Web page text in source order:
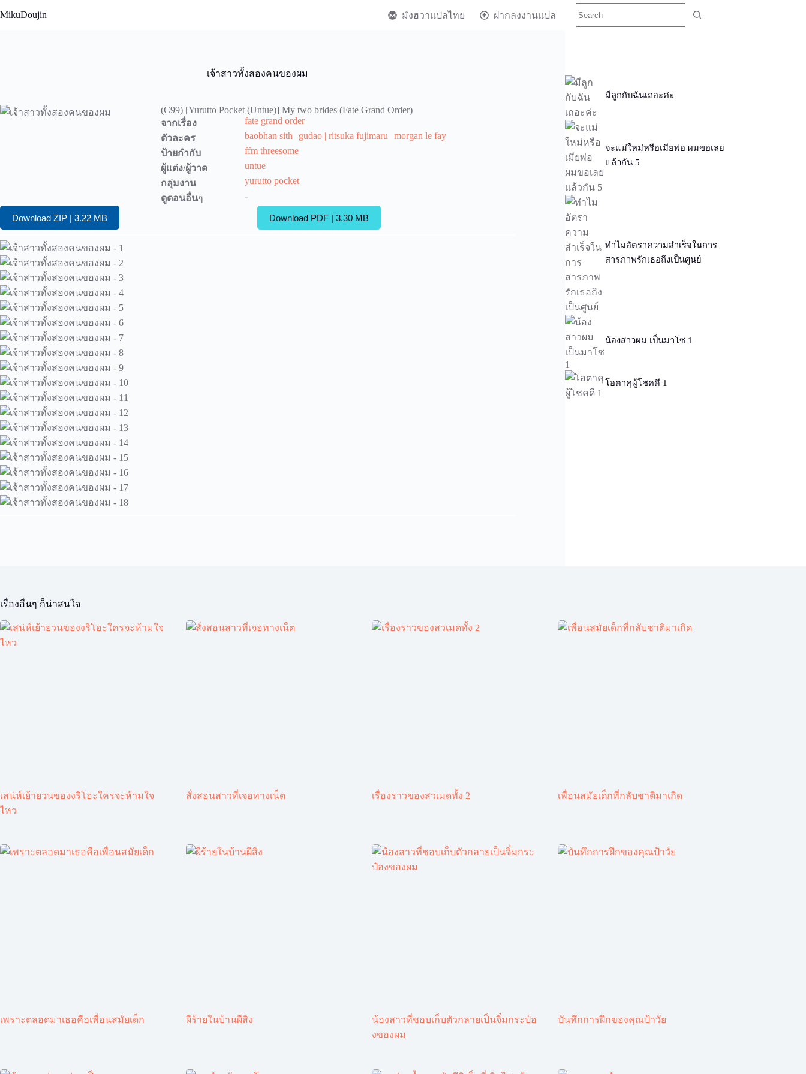
to
MikuDoujin มังฮวาแปลไทย ฝากลงงานแปล
เจ้าสาวทั้งสองคนของผม
(C99) [Yurutto Pocket (Untue)] My two brides (Fate Grand Order)
จากเรื่อง
fate grand order
ตัวละคร
baobhan sith gudao | ritsuka fujimaru
morgan le fay
ป้ายกำกับ
ffm threesome
ผู้แต่ง/ผู้วาด
untue
กลุ่มงาน
yurutto pocket
ดูตอนอื่นๆ -
Download ZIP | 3.22 MB Download PDF | 3.30 MB
มีลูกกับฉันเถอะค่ะ
จะแม่ใหม่หรือเมียพ่อ ผมขอเลย
แล้วกัน 5
ทำไมอัตราความสำเร็จในการ
สารภาพรักเธอถึงเป็นศูนย์
น้องสาวผม เป็นมาโซ 1
โอตาคุผู้โชคดี 1
เรื่องอื่นๆ ก็น่าสนใจ
เสน่ห์เย้ายวนของงริโอะใครจะห้ามใจ
ไหว
สั่งสอนสาวที่เจอทางเน็ต เรื่องราวของสวเมดทั้ง 2 เพื่อนสมัยเด็กที่กลับชาติมาเกิด
เพราะตลอดมาเธอคือเพื่อนสมัยเด็ก ผีร้ายในบ้านผีสิง
น้องสาวที่ชอบเก็บตัวกลายเป็นจิ๋มกระป๋อ
งของผม
บันทึกการฝึกของคุณป้าวัย